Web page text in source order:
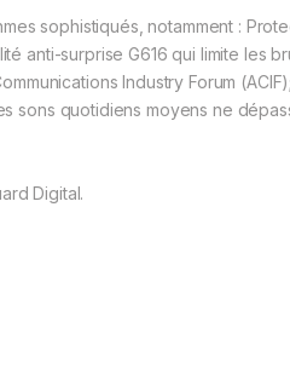
sophistiqués, notamment :
anti-surprise G616 qui limite les
Industry Forum
sons quotidiens moyens ne
Digital.